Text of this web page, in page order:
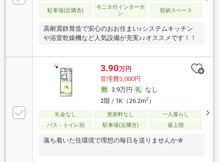
駐車場(近隣含)
モニタ付インターホ
ン
収納スペース
高耐震鉄骨造で安心のおお住まい♪システムキッチン
や浴室乾燥機など人気設備が充実♪♪オススメです！！
3.90万円
管理費3,000円
3.9万円
なし
2階 / 1K（26.2m2）
礼金なし 更新料なし
一人暮らし
バス・トイレ別
駐車場(近隣含) 最上階
落ち着いた住環境で理想の毎日を送りませんか☆